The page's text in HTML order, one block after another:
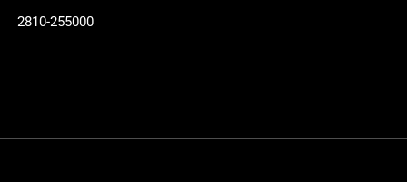
2810-255000